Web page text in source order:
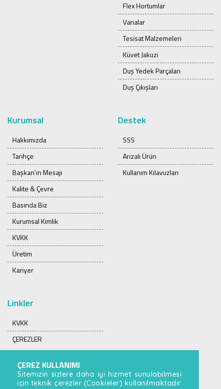
Flex Hortumlar
Vanalar
Tesisat Malzemeleri
Küvet Jakuzi
Duş Yedek Parçaları
Duş Çıkışları
Kurumsal
Hakkımızda
Tarihçe
Başkan'ın Mesajı
Kalite & Çevre
Basında Biz
Kurumsal Kimlik
KVKK
Üretim
Kariyer
Destek
SSS
Arızalı Ürün
Kullanım Kılavuzları
Linkler
KVKK
ÇEREZLER
ÇEREZ KULLANIMI
Sitemizin sizlere daha iyi hizmet sunulabilmesi
için teknik çerezler (Cookieler) kullanılmaktadır.